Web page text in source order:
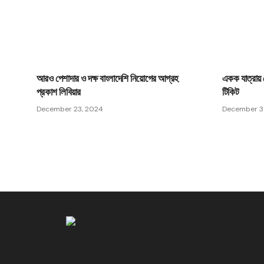
আরও পেশাদার ও দক্ষ বাংলাদেশি নিয়োগের আগ্রহ
প্রকাশ লিবিয়ার
December 23, 2024
একক যাত্রায়
টিকিট
December